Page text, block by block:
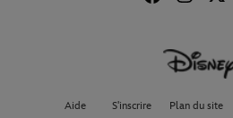
Aide S'inscrire Plan du site